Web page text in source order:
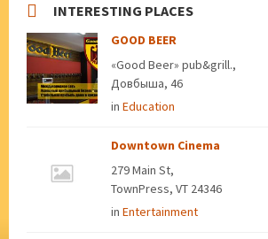
INTERESTING PLACES
GOOD BEER
«Good Beer» pub&grill.,
Довбыша, 46
in Education
Downtown Cinema
279 Main St,
TownPress, VT 24346
in Entertainment